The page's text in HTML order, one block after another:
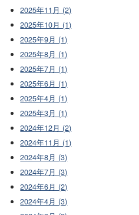
2025年11月 (2)
2025年10月 (1)
2025年9月 (1)
2025年8月 (1)
2025年7月 (1)
2025年6月 (1)
2025年4月 (1)
2025年3月 (1)
2024年12月 (2)
2024年11月 (1)
2024年8月 (3)
2024年7月 (3)
2024年6月 (2)
2024年4月 (3)